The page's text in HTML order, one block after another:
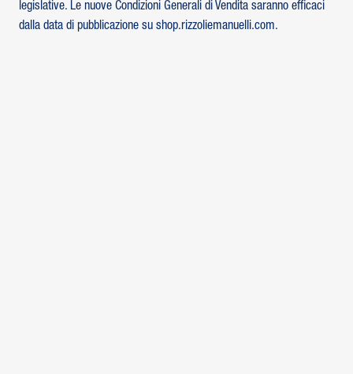
legislative. Le nuove Condizioni Generali di Vendita saranno efficaci
dalla data di pubblicazione su shop.rizzoliemanuelli.com.